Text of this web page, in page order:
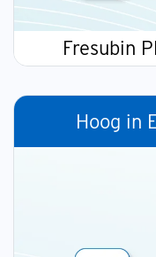
Fresubin
Hoog in